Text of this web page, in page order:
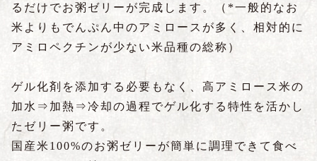
るだけでお粥ゼリーが完成します。
（*一般的なお
米よりもでんぷん中のアミロースが多く、相対的に
アミロペクチンが少ない米品種の総称）
ゲル化剤を添加する必要もなく、高アミロース米の
加水⇒加熱⇒冷却の過程でゲル化する特性を活かし
たゼリー粥です。
国産米100%のお粥ゼリーが簡単に調理できて食べ